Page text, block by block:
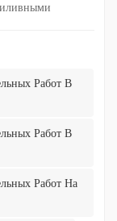
сесть на
эту
время
Julong
д...
Работ В
Работ В
Работ На